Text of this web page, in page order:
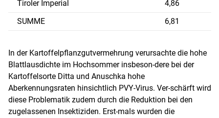
Tiroler Imperial
4,86
SUMME
6,81
In der Kartoffelpflanzgutvermehrung verursachte die hohe
Blattlausdichte im Hochsommer insbeson-dere bei der
Kartoffelsorte Ditta und Anuschka hohe
Aberkennungsraten hinsichtlich PVY-Virus. Ver-schärft wird
diese Problematik zudem durch die Reduktion bei den
zugelassenen Insektiziden. Erst-mals wurden die